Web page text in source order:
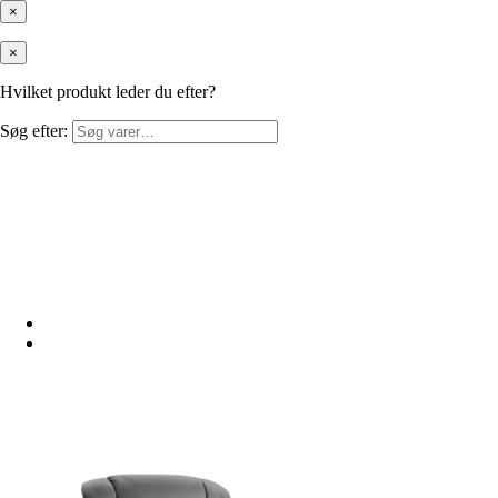
×
×
Hvilket produkt leder du efter?
Søg efter: